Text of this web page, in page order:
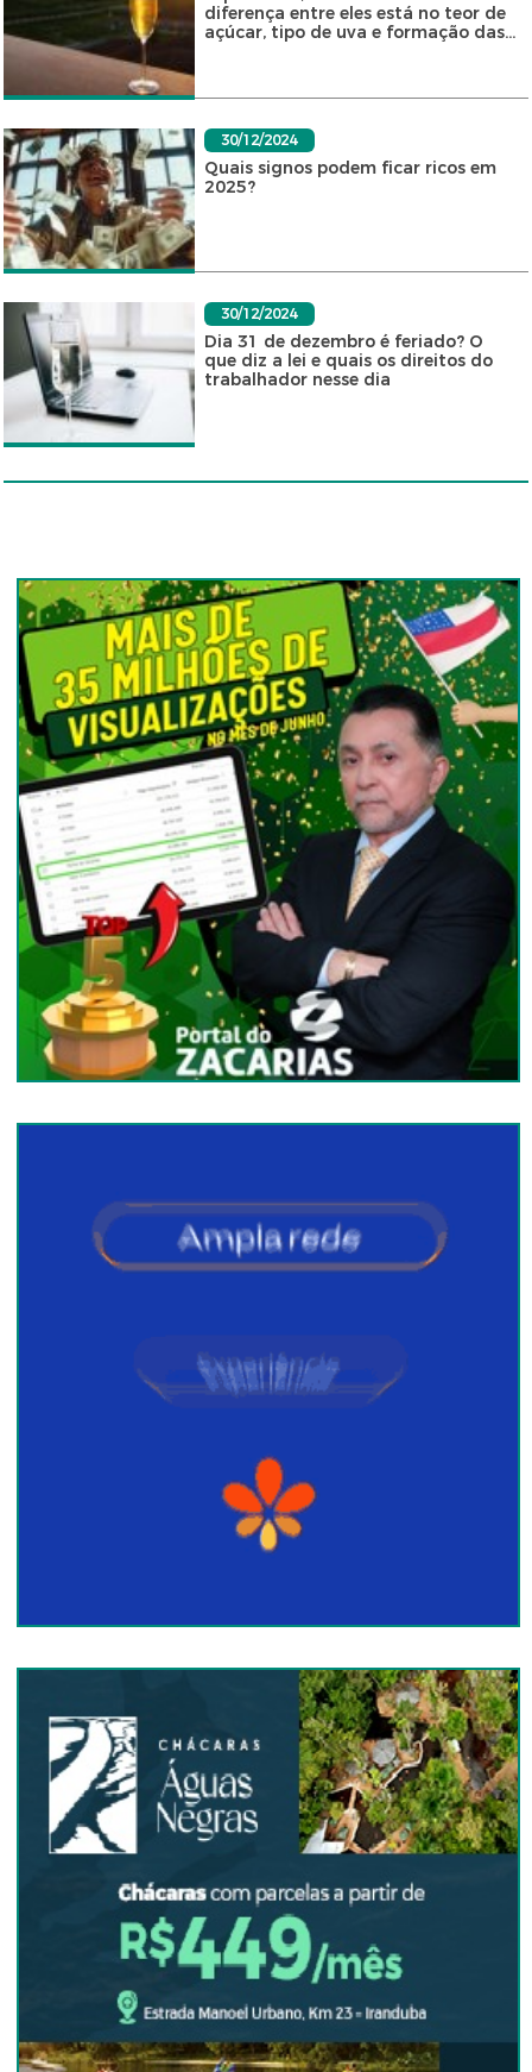
diferença entre eles está no teor de
açúcar, tipo de uva e formação das...
30/12/2024
Quais signos podem ficar ricos em
2025?
30/12/2024
Dia 31 de dezembro é feriado? O
que diz a lei e quais os direitos do
trabalhador nesse dia